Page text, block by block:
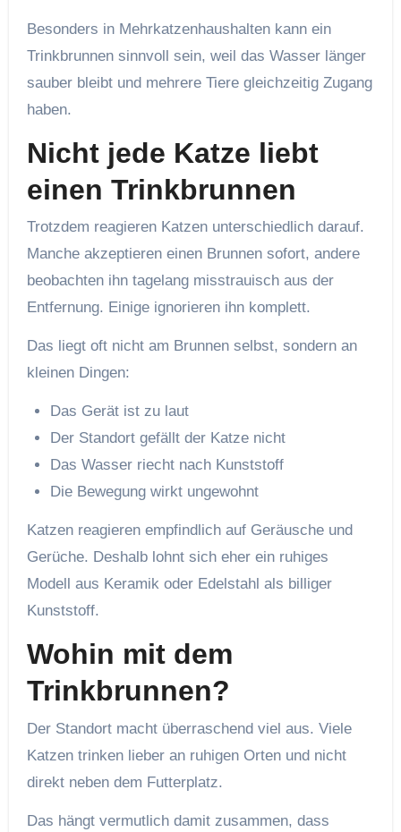
Besonders in Mehrkatzenhaushalten kann ein
Trinkbrunnen sinnvoll sein, weil das Wasser länger
sauber bleibt und mehrere Tiere gleichzeitig Zugang
haben.
Nicht jede Katze liebt
einen Trinkbrunnen
Trotzdem reagieren Katzen unterschiedlich darauf.
Manche akzeptieren einen Brunnen sofort, andere
beobachten ihn tagelang misstrauisch aus der
Entfernung. Einige ignorieren ihn komplett.
Das liegt oft nicht am Brunnen selbst, sondern an
kleinen Dingen:
Das Gerät ist zu laut
Der Standort gefällt der Katze nicht
Das Wasser riecht nach Kunststoff
Die Bewegung wirkt ungewohnt
Katzen reagieren empfindlich auf Geräusche und
Gerüche. Deshalb lohnt sich eher ein ruhiges
Modell aus Keramik oder Edelstahl als billiger
Kunststoff.
Wohin mit dem
Trinkbrunnen?
Der Standort macht überraschend viel aus. Viele
Katzen trinken lieber an ruhigen Orten und nicht
direkt neben dem Futterplatz.
Das hängt vermutlich damit zusammen, dass